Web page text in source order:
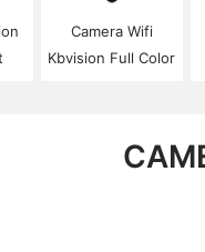
Camera Wifi
Kbvision Full Color